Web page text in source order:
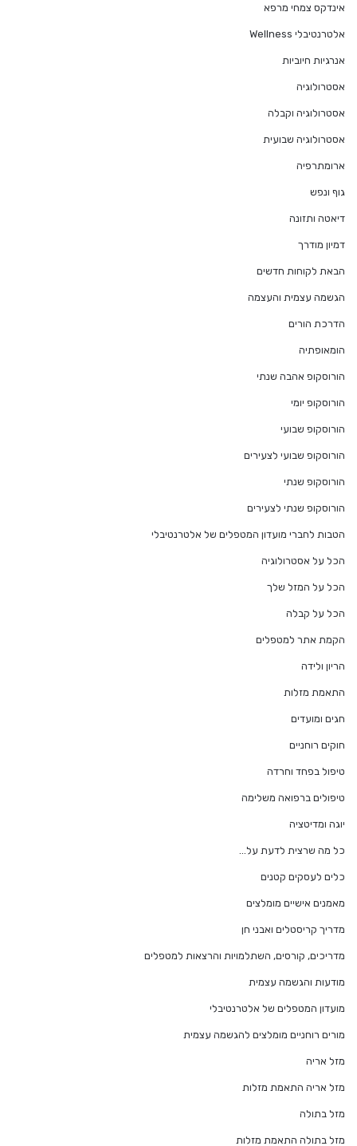
אינדקס צמחי מרפא
אלטרנטיבלי Wellness
אנרגיות חיוביות
אסטרולוגיה
אסטרולוגיה וקבלה
אסטרולוגיה שבועית
ארומתרפיה
גוף ונפש
דיאטה ותזונה
דמיון מודרך
הבאת לקוחות חדשים
הגשמה עצמית והעצמה
הדרכת הורים
הומאופתיה
הורוסקופ אהבה שנתי
הורוסקופ יומי
הורוסקופ שבועי
הורוסקופ שבועי לצעירים
הורוסקופ שנתי
הורוסקופ שנתי לצעירים
הטבות לחברי מועדון המטפלים של אלטרנטיבלי
הכל על אסטרולוגיה
הכל על המזל שלך
הכל על קבלה
הקמת אתר למטפלים
הריון ולידה
התאמת מזלות
חגים ומועדים
חוקים רוחניים
טיפול בפחד וחרדה
טיפולים ברפואה משלימה
יוגה ומדיטציה
כל מה שרצית לדעת על…
כלים לעסקים קטנים
מאמנים אישיים מומלצים
מדריך קריסטלים ואבני חן
מדריכים, קורסים, השתלמויות והרצאות למטפלים
מודעות והגשמה עצמית
מועדון המטפלים של אלטרנטיבלי
מורים רוחניים מומלצים להגשמה עצמית
מזל אריה
מזל אריה התאמת מזלות
מזל בתולה
מזל בתולה התאמת מזלות